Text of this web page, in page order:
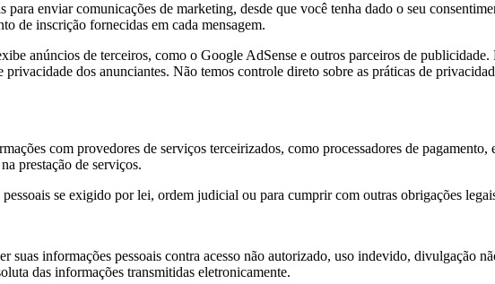
enviar comunicações de marketing, desde que você tenha dado o seu
de inscrição fornecidas em cada mensagem.
anúncios de terceiros, como o Google AdSense e outros parceiros de
dos anunciantes. Não temos controle direto sobre as práticas de
com provedores de serviços terceirizados, como processadores de
prestação de serviços.
se exigido por lei, ordem judicial ou para cumprir com outras obrigações
suas informações pessoais contra acesso não autorizado, uso indevido, divulgação
das informações transmitidas eletronicamente.